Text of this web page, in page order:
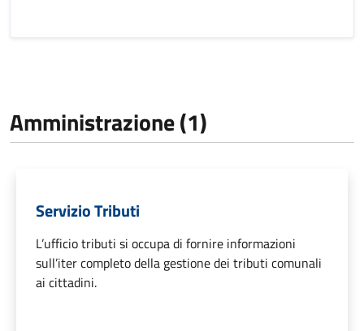
Amministrazione (1)
Servizio Tributi
L’ufficio tributi si occupa di fornire informazioni
sull’iter completo della gestione dei tributi comunali
ai cittadini.